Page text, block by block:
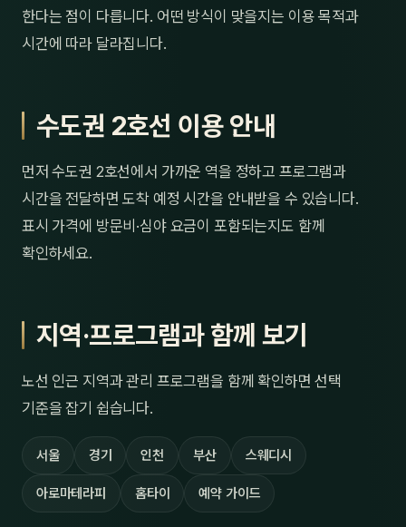
한다는 점이 다릅니다. 어떤 방식이 맞을지는 이용 목적과
시간에 따라 달라집니다.
수도권 2호선 이용 안내
먼저 수도권 2호선에서 가까운 역을 정하고 프로그램과
시간을 전달하면 도착 예정 시간을 안내받을 수 있습니다.
표시 가격에 방문비·심야 요금이 포함되는지도 함께
확인하세요.
지역·프로그램과 함께 보기
노선 인근 지역과 관리 프로그램을 함께 확인하면 선택
기준을 잡기 쉽습니다.
서울 경기 인천 부산 스웨디시
아로마테라피 홈타이 예약 가이드